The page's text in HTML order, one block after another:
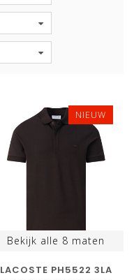
NIEUW
Bekijk alle 8 maten
LACOSTE PH5522 3LA